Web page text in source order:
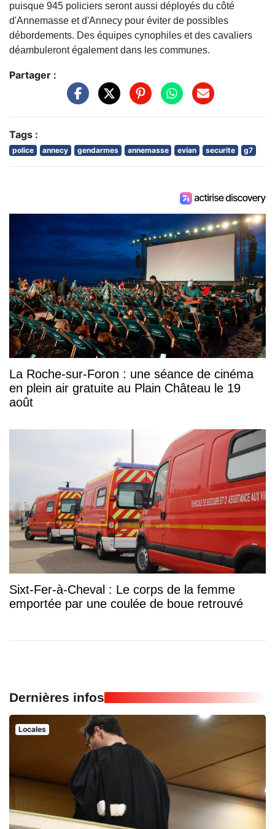
puisque 945 policiers seront aussi déployés du côté
d'Annemasse et d'Annecy pour éviter de possibles
débordements. Des équipes cynophiles et des cavaliers
déambuleront également dans les communes.
Partager :
Tags :
police annecy gendarmes annemasse evian securite g7
La Roche-sur-Foron : une séance de cinéma
en plein air gratuite au Plain Château le 19
août
Sixt-Fer-à-Cheval : Le corps de la femme
emportée par une coulée de boue retrouvé
Dernières infos
Locales